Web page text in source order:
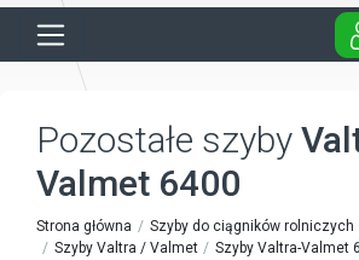
Pozostałe szyby
Valmet 6400
Strona główna
Szyby do ciągników rolniczych
Szyby Valtra / Valmet
Szyby Valtra-Valmet